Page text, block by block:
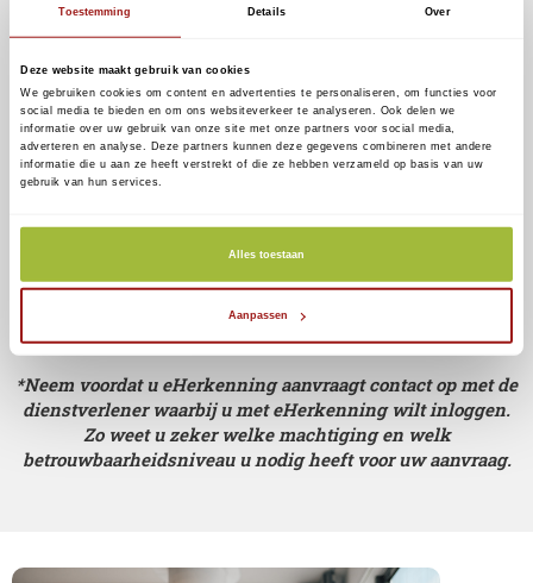
Toestemming Details Over
Deze website maakt gebruik van cookies
We gebruiken cookies om content en advertenties te personaliseren, om functies voor
social media te bieden en om ons websiteverkeer te analyseren. Ook delen we
informatie over uw gebruik van onze site met onze partners voor social media,
adverteren en analyse. Deze partners kunnen deze gegevens combineren met andere
informatie die u aan ze heeft verstrekt of die ze hebben verzameld op basis van uw
gebruik van hun services.
Alles toestaan
Aanpassen
Alle betrouwbaarheidsniveaus
Steeds meer dienstverleners verhogen het vereiste
betrouwbaarheidsniveau naar EH3.
Wij adviseren u dan ook EH3 aan te vragen, indien u
*Neem voordat u eHerkenning aanvraagt contact op met de
dienstverlener waarbij u met eHerkenning wilt inloggen.
Zo weet u zeker welke machtiging en welk
betrouwbaarheidsniveau u nodig heeft voor uw aanvraag.